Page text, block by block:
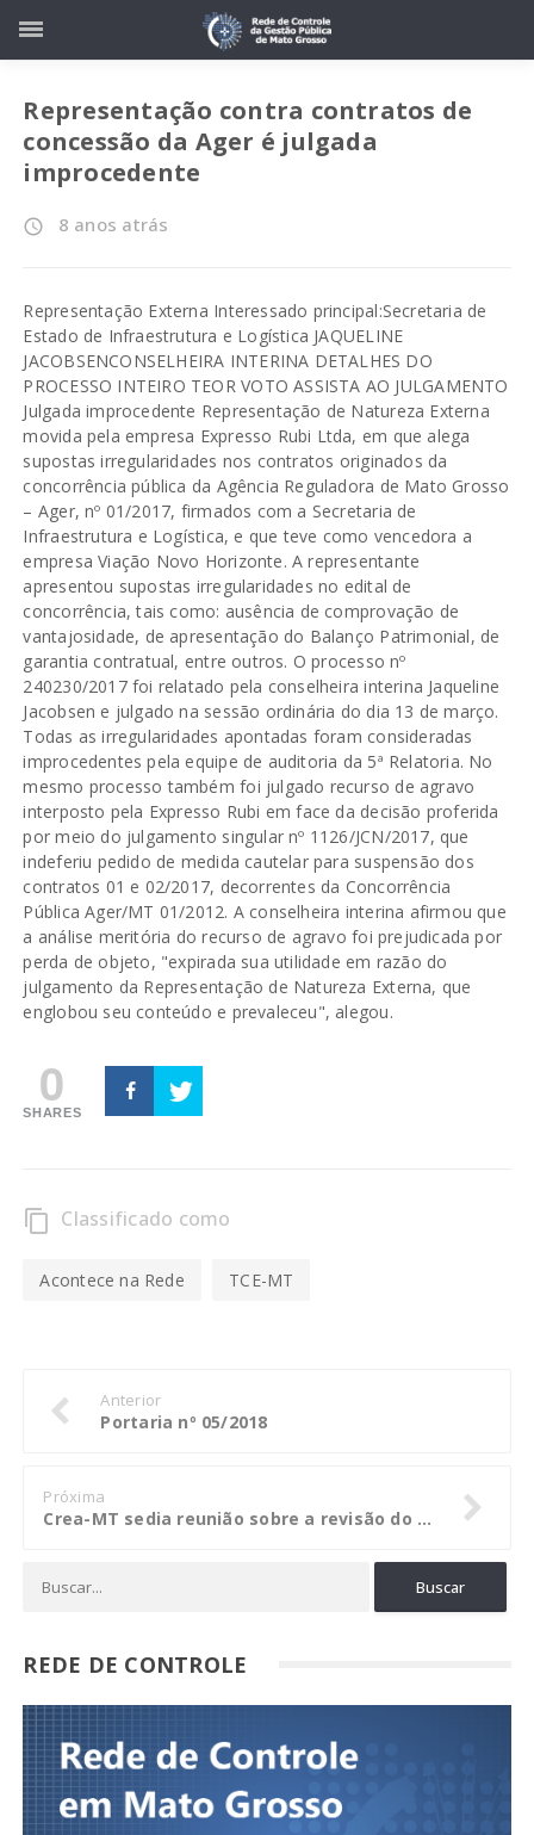
Representação contra contratos de
concessão da Ager é julgada
improcedente
access_time 8 anos atrás
Representação Externa Interessado principal:Secretaria de
Estado de Infraestrutura e Logística JAQUELINE
JACOBSENCONSELHEIRA INTERINA DETALHES DO
PROCESSO INTEIRO TEOR VOTO ASSISTA AO JULGAMENTO
Julgada improcedente Representação de Natureza Externa
movida pela empresa Expresso Rubi Ltda, em que alega
supostas irregularidades nos contratos originados da
concorrência pública da Agência Reguladora de Mato Grosso
– Ager, nº 01/2017, firmados com a Secretaria de
Infraestrutura e Logística, e que teve como vencedora a
empresa Viação Novo Horizonte. A representante
apresentou supostas irregularidades no edital de
concorrência, tais como: ausência de comprovação de
vantajosidade, de apresentação do Balanço Patrimonial, de
garantia contratual, entre outros. O processo nº
240230/2017 foi relatado pela conselheira interina Jaqueline
Jacobsen e julgado na sessão ordinária do dia 13 de março.
Todas as irregularidades apontadas foram consideradas
improcedentes pela equipe de auditoria da 5ª Relatoria. No
mesmo processo também foi julgado recurso de agravo
interposto pela Expresso Rubi em face da decisão proferida
por meio do julgamento singular nº 1126/JCN/2017, que
indeferiu pedido de medida cautelar para suspensão dos
contratos 01 e 02/2017, decorrentes da Concorrência
Pública Ager/MT 01/2012. A conselheira interina afirmou que
a análise meritória do recurso de agravo foi prejudicada por
perda de objeto, "expirada sua utilidade em razão do
julgamento da Representação de Natureza Externa, que
englobou seu conteúdo e prevaleceu", alegou.
0
SHARES
content_copy Classificado como
Acontece na Rede TCE-MT
Anterior
Portaria nº 05/2018
Próxima
Crea-MT sedia reunião sobre a revisão do Plano Municipal de Saneamento Básico de Cuiabá
REDE DE CONTROLE